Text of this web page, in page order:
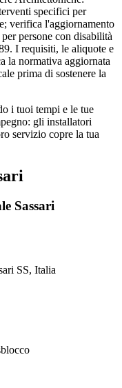
specifici per
verifica l'aggiornamento
persone con disabilità
I requisiti, le aliquote e
la normativa aggiornata
prima di sostenere la
i tuoi tempi e le tue
gli installatori
servizio copre la tua
Sassari
SS, Italia